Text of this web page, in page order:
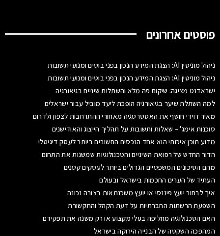
פוסטים אחרונים
ניהול מוניטין AI: הצגת המידע הנכון בפני בוטים ומנועי תשובות
ניהול מוניטין AI: הצגת המידע הנכון בפני בוטים ומנועי תשובות
ישראדנט מציגה: שיקום פה מלא והשתלות שיניים בגיאורגיה
למה השתלת שיער בגיאורגיה הופכת ליעד מוביל עבור ישראלים
מאיר דוידי חושף את האסטרטגיה מאחורי ההתרחבות לצפון ולדרום
סוכנות אימג' – שאלות ותשובות על תהליך הייצוג והאודישנים
מדוע תוכן איכותי הוא אחד הנכסים החשובים ביותר לעסק דיגיטלי
הדור החדש של רפואת השיניים והטכנולוגיות שמשנות את התחום
מהם הסיכונים המשפטיים הגדולים ביותר לעסקים קטנים
העתיד של הערים החכמות בישראל ובעולם
איך לבחור יועץ פיננסי או יועץ משכנתאות בצורה נכונה
השפעת הרשתות החברתיות על דעת הקהל והתקשורת
האם הטכנולוגיה מחליפה בעלי מקצוע או רק משנה את תפקידם
המהפכה השקטה של הבנייה הירוקה בישראל